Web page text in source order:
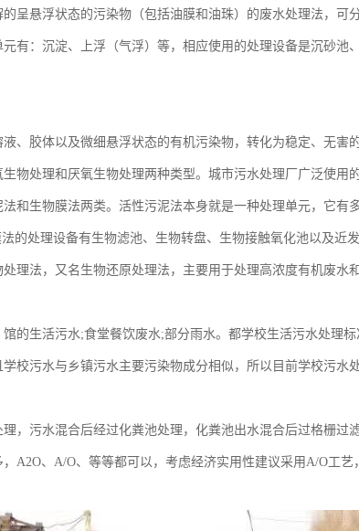
呈悬浮状态的污染物（包括油膜和油珠）的废水处理法，可
有：沉淀、上浮（气浮）等，相应使用的处理设备是沉砂池
、胶体以及微细悬浮状态的有机污染物，转化为稳定、无害
物处理和厌氧生物处理两种类型。城市污水处理厂广泛使用
和生物膜法两类。活性污泥法本身就是一种处理单元，它有
的处理设备有生物滤池、生物转盘、生物接触氧化池以及近
理法，又名生物还原处理法，主要用于处理高浓度有机废水
的生活污水;食堂餐饮废水;部分雨水。都学校生活污水处理标
校污水与乡镇污水主要污染物成分相似，所以目前学校污水
，污水混合后经过化粪池处理，化粪池出水混合后过格栅过
A2O、A/O、等等都可以，考虑经济实用性建议采用A/O工